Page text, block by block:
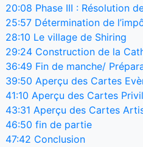
20:08 Phase III : Résolution
25:57 Détermination de
28:10 Le village de Shiring
29:24 Construction de la
36:49 Fin de manche/
39:50 Aperçu des Cartes
41:10 Aperçu des Cartes
43:31 Aperçu des Cartes
46:50 fin de partie
47:42 Conclusion